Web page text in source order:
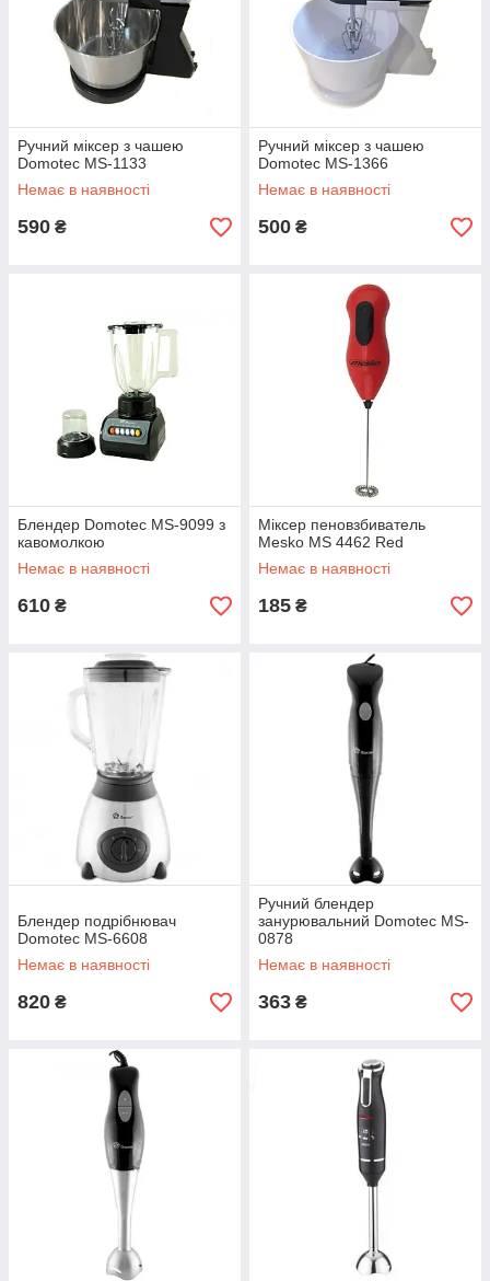
Ручний міксер з чашею
Domotec MS-1133
Немає в наявності
590 ₴
Ручний міксер з чашею
Domotec MS-1366
Немає в наявності
500 ₴
Блендер Domotec MS-9099 з
кавомолкою
Немає в наявності
610 ₴
Міксер пеновзбиватель
Mesko MS 4462 Red
Немає в наявності
185 ₴
Блендер подрібнювач
Domotec MS-6608
Немає в наявності
820 ₴
Ручний блендер
занурювальний Domotec MS-
0878
Немає в наявності
363 ₴